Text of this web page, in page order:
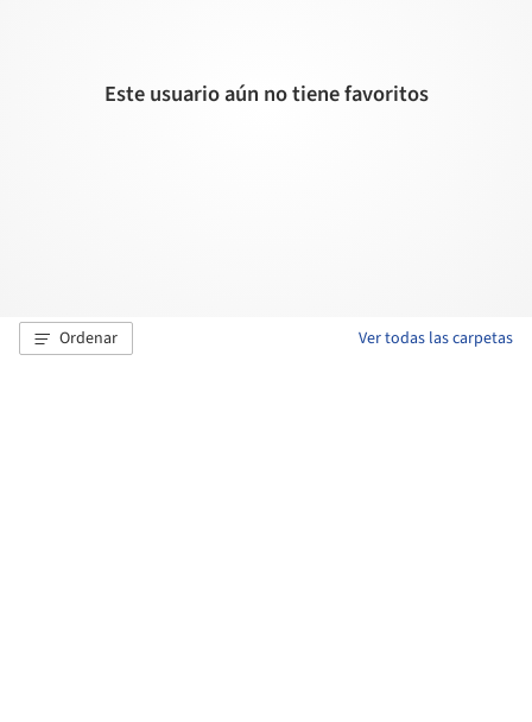
Este usuario aún no tiene favoritos
Ordenar Ver todas las carpetas